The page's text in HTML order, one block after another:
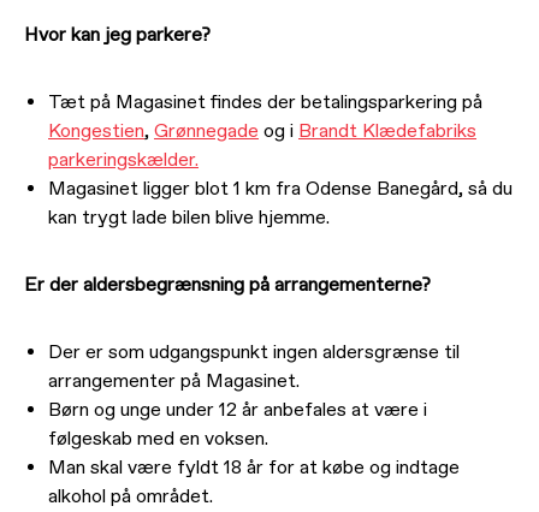
Hvor kan jeg parkere?
Tæt på Magasinet findes der betalingsparkering på
Kongestien,Grønnegade og i Brandt Klædefabriks
parkeringskælder.
Magasinet ligger blot 1 km fra Odense Banegård, så du
kan trygt lade bilen blive hjemme.
Er der aldersbegrænsning på arrangementerne?
Der er som udgangspunkt ingen aldersgrænse til
arrangementer på Magasinet.
Børn og unge under 12 år anbefales at være i
følgeskab med en voksen.
Man skal være fyldt 18 år for at købe og indtage
alkohol på området.